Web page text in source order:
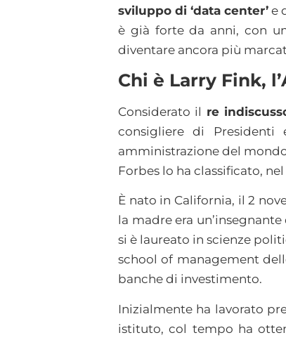
sviluppo di ‘data center’ e
è già forte da anni, con
diventare ancora più
Chi è Larry Fink,
Considerato il re
consigliere di
amministrazione del
Forbes lo ha classificato, nel
È nato in California, il 2
la madre era
si è laureato in scienze
school of management
banche di investimento.
Inizialmente ha lavorato
istituto, col tempo ha